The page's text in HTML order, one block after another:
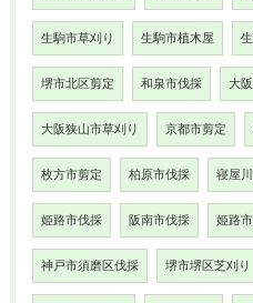
生駒市草刈り 生駒市植木屋
堺市北区剪定 和泉市伐採 大
大阪狭山市草刈り 京都市剪定
枚方市剪定 柏原市伐採 寝屋
姫路市伐採 阪南市伐採 姫路
神戸市須磨区伐採 堺市堺区芝刈り